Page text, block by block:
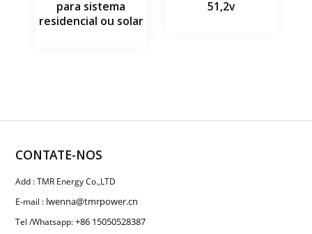
para sistema
residencial ou solar
51,2v
CONTATE-NOS
Add : TMR Energy Co.,LTD
E-mail : lwenna@tmrpower.cn
Tel /Whatsapp:+86 15050528387